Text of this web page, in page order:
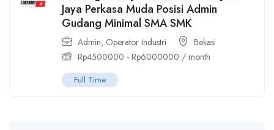
Jaya Perkasa Muda Posisi Admin
Gudang Minimal SMA SMK
Admin, Operator Industri
Bekasi
Rp4500000 - Rp6000000 / month
Full Time